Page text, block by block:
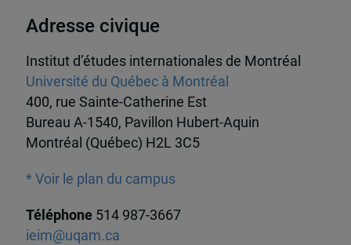
Adresse civique
Institut d’études internationales de Montréal
Université du Québec à Montréal
400, rue Sainte-Catherine Est
Bureau A-1540, Pavillon Hubert-Aquin
Montréal (Québec) H2L 3C5
* Voir le plan du campus
Téléphone 514 987-3667
ieim@uqam.ca